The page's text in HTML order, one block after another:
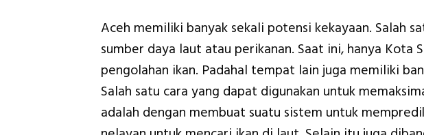
Aceh memiliki banyak sekali potensi kekayaan. Salah
sumber daya laut atau perikanan. Saat ini, hanya Kota
pengolahan ikan. Padahal tempat lain juga memiliki
Salah satu cara yang dapat digunakan untuk
adalah dengan membuat suatu sistem untuk